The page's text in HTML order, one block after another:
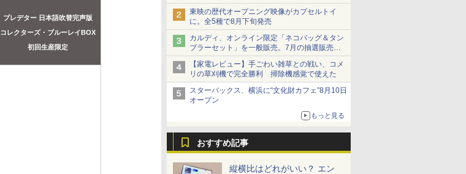
ショーツは1990円に
東映の歴代オープニング映像がカプセルトイ
に。全5種で8月下旬発売
カルディ、オンライン限定「ネコバッグ＆タン
ブラーセット」を一般販売。7月の抽選販売の
当選無効分
【家電レビュー】手ごわい雑草との戦い、コメ
リの草刈機で完全勝利 掃除機感覚で使えた
スターバックス、横浜に“文化財カフェ”8月10日
オープン
もっと見る
おすすめ記事
縦横比はどれがいい？ エン
プレデター 日本語吹替完声版
コレクターズ・ブルーレイBOX
初回生産限定